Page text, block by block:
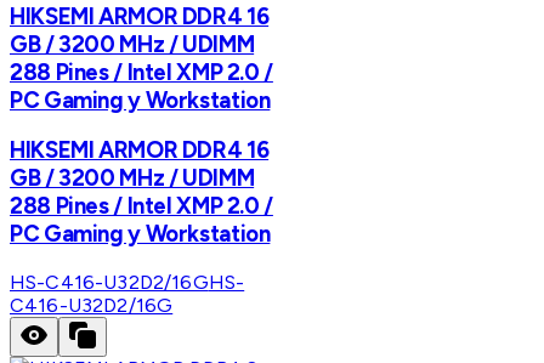
HIKSEMI ARMOR DDR4 16
GB / 3200 MHz / UDIMM
288 Pines / Intel XMP 2.0 /
PC Gaming y Workstation
HIKSEMI ARMOR DDR4 16
GB / 3200 MHz / UDIMM
288 Pines / Intel XMP 2.0 /
PC Gaming y Workstation
HS-C416-U32D2/16GHS-
C416-U32D2/16G